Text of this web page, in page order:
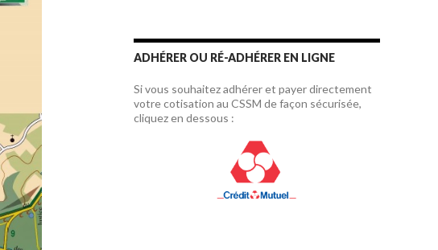
ADHÉRER OU RÉ-ADHÉRER EN LIGNE
Si vous souhaitez adhérer et payer directement
votre cotisation au CSSM de façon sécurisée,
cliquez en dessous :